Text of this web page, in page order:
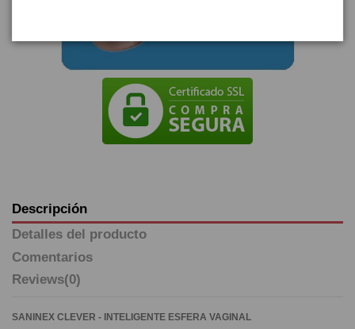
Descripción
Detalles del producto
Comentarios
Reviews(0)
SANINEX CLEVER - INTELIGENTE ESFERA VAGINAL